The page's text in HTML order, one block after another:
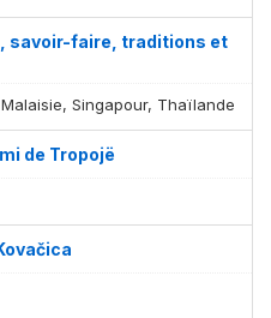
savoir-faire, traditions et
Singapour, Thaïlande
de Tropojë